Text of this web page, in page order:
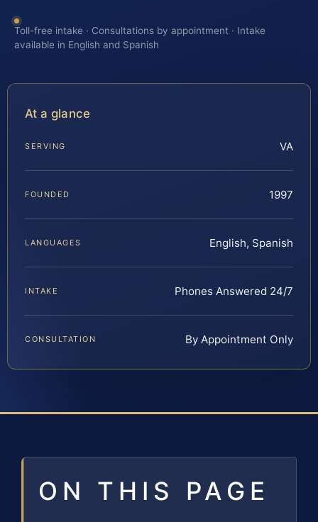
Toll-free intake · Consultations by appointment · Intake
available in English and Spanish
At a glance
SERVING VA
FOUNDED 1997
LANGUAGES English, Spanish
INTAKE Phones Answered 24/7
CONSULTATION By Appointment Only
ON THIS PAGE